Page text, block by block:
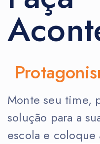
Monte seu time,
solução para a
escola e